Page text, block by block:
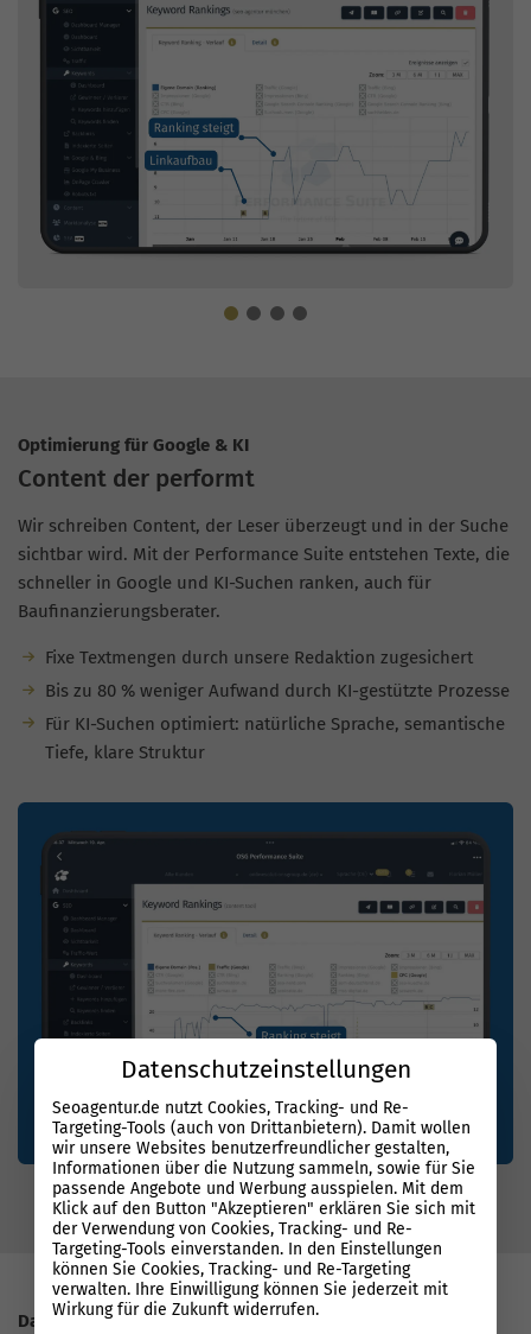
Optimierung für Google & KI
Content der performt
Wir schreiben Content, der Leser überzeugt und in der Suche
sichtbar wird. Mit der Performance Suite entstehen Texte, die
schneller in Google und KI-Suchen ranken, auch für
Baufinanzierungsberater.
Fixe Textmengen durch unsere Redaktion zugesichert
Bis zu 80 % weniger Aufwand durch KI-gestützte Prozesse
Für KI-Suchen optimiert: natürliche Sprache, semantische
Tiefe, klare Struktur
Datenbasierter Erfolg mit System
Datenschutzeinstellungen
Seoagentur.de nutzt Cookies, Tracking- und Re-
Targeting-Tools (auch von Drittanbietern). Damit wollen
wir unsere Websites benutzerfreundlicher gestalten,
Informationen über die Nutzung sammeln, sowie für Sie
passende Angebote und Werbung ausspielen. Mit dem
Klick auf den Button "Akzeptieren" erklären Sie sich mit
der Verwendung von Cookies, Tracking- und Re-
Targeting-Tools einverstanden. In den Einstellungen
können Sie Cookies, Tracking- und Re-Targeting
verwalten. Ihre Einwilligung können Sie jederzeit mit
Wirkung für die Zukunft widerrufen.